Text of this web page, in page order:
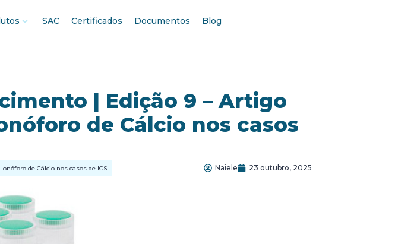
SAC Certificados Documentos Blog
| Edição 9 – Artigo
de Cálcio nos casos
de Cálcio nos casos de ICSI Naiele 23 outubro, 2025